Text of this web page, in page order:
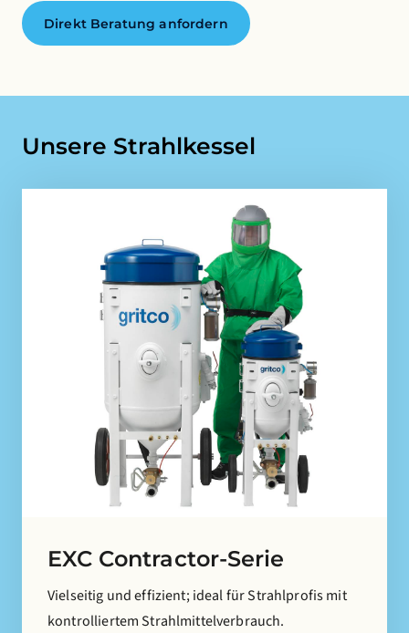
Direkt Beratung anfordern
Unsere Strahlkessel
EXC Contractor-Serie
Vielseitig und effizient; ideal für Strahlprofis mit
kontrolliertem Strahlmittelverbrauch.